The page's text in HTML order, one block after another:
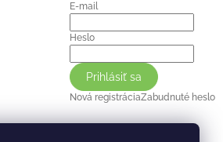
E-mail
Heslo
Prihlásiť sa
Nová registráciaZabudnuté heslo